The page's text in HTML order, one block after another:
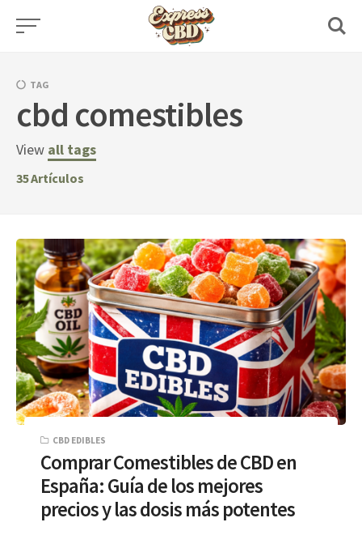
Skip
TAG
cbd comestibles
View all tags
35Artículos
CBD EDIBLES
Comprar Comestibles de CBD en
España: Guía de los mejores
precios y las dosis más potentes